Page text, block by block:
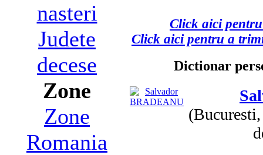
nasteri
Judete
decese
Zone
Zone
Romania
Click aici
Click aici pentru a
Dictionar